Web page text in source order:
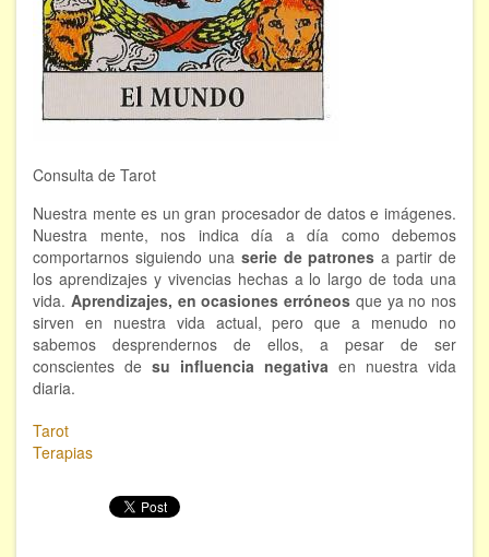
Viaje astral
EVENTOS
FORMACIÓN
Viaje Astral, Evolución de la conciencia
Bioenergía Cuántica Evolutiva
Limpieza de las energías - - Próximamente TALLER
PRÁCTICO
NOTICIAS Y ENTREVISTAS
TERAPIAS
Sincroinducción. Entrenamiento mental
Hipnosis clínica
Consulta de Tarot
Nuestra mente es un gran procesador de datos e imágenes.
Nuestra mente, nos indica día a día como debemos
comportarnos siguiendo una serie de patronesa partir de
los aprendizajes y vivencias hechas a lo largo de toda una
vida. Aprendizajes, en ocasiones erróneos que ya no nos
sirven en nuestra vida actual, pero que a menudo no
sabemos desprendernos de ellos, a pesar de ser
conscientes de su influencia negativa en nuestra vida
diaria.
Tarot
Terapias